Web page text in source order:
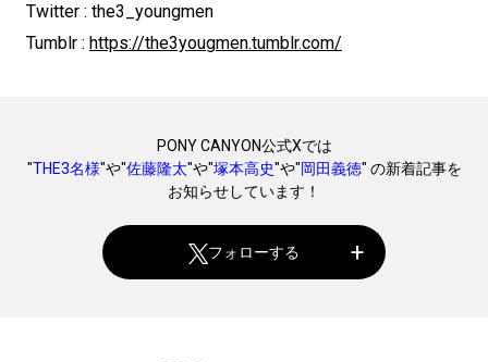
Twitter : the3_youngmen
Tumblr : https://the3yougmen.tumblr.com/
PONY CANYON公式Xでは
"THE3名様"や"佐藤隆太"や"塚本高史"や"岡田義徳" の新着記事を
お知らせしています！
フォローする